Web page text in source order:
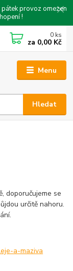
provoz omezen
!
Menu
Hledat
0 ks
za 0,00 Kč
doporučujeme se
určitě nahoru.
a-maziva